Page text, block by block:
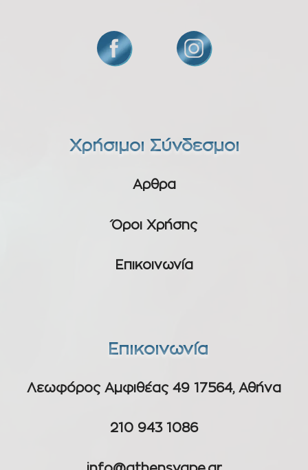
Χρήσιμοι Σύνδεσμοι
Αρθρα
Όροι Χρήσης
Επικοινωνία
Επικοινωνία
Λεωφόρος Αμφιθέας 49 17564, Αθήνα
210 943 1086